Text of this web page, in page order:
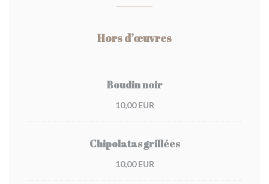
Hors d’œuvres
Boudin noir
10,00 EUR
Chipolatas grillées
10,00 EUR